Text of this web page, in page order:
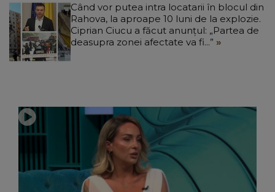
Când vor putea intra locatarii în blocul din
Rahova, la aproape 10 luni de la explozie.
Ciprian Ciucu a făcut anunțul: „Partea de
deasupra zonei afectate va fi...”